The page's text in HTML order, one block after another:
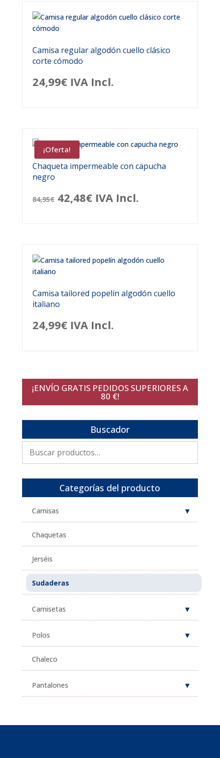
Camisa regular algodón cuello clásico
corte cómodo
24,99€ IVA Incl.
¡Oferta!
Chaqueta impermeable con capucha
negro
84,95€ El
42,48€ElIVA Incl.
Camisa tailored popelín algodón cuello
italiano
24,99€ IVA Incl.
¡ENVÍO GRATIS PEDIDOS SUPERIORES A
80 €!
Buscador
por:
Categorías del producto
Camisas
Chaquetas
Jerséis
Sudaderas
Camisetas
Polos
Chaleco
Pantalones